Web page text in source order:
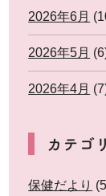
2026年6月
2026年5月
2026年4月
カテゴ
保健だより